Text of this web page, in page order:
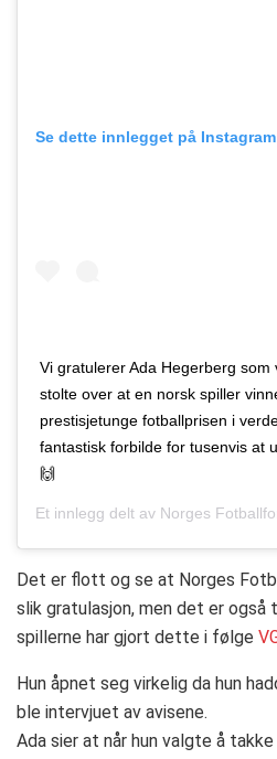
Se dette innlegget på Instagram
Vi gratulerer Ada Hegerberg
stolte over at en norsk spiller
prestisjetunge fotballprisen i
fantastisk forbilde for tusenvis at
🙌
Et innlegg delt av Norges
Det er flott og se at Norges
slik gratulasjon, men det er også
spillerne har gjort dette i følge
Hun åpnet seg virkelig da hun
ble intervjuet av avisene.
Ada sier at når hun valgte å